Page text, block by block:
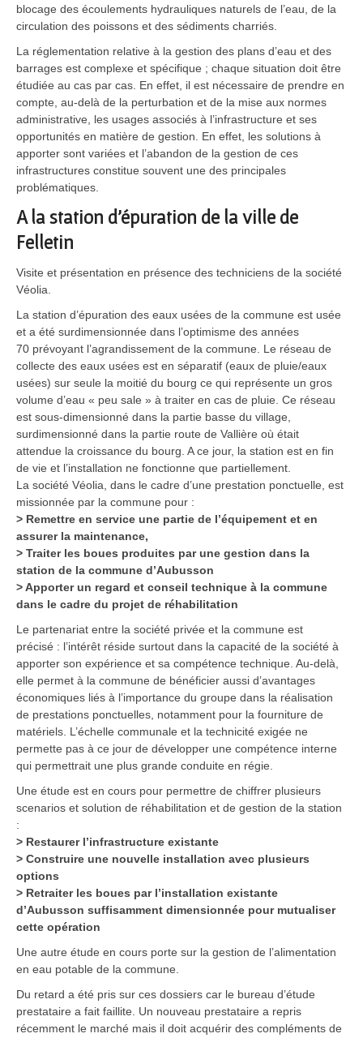
blocage des écoulements hydrauliques naturels de l’eau, de la
circulation des poissons et des sédiments charriés.
La réglementation relative à la gestion des plans d’eau et des
barrages est complexe et spécifique ; chaque situation doit être
étudiée au cas par cas. En effet, il est nécessaire de prendre en
compte, au-delà de la perturbation et de la mise aux normes
administrative, les usages associés à l’infrastructure et ses
opportunités en matière de gestion. En effet, les solutions à
apporter sont variées et l’abandon de la gestion de ces
infrastructures constitue souvent une des principales
problématiques.
A la station d’épuration de la ville de
Felletin
Visite et présentation en présence des techniciens de la société
Véolia.
La station d’épuration des eaux usées de la commune est usée
et a été surdimensionnée dans l’optimisme des années
70 prévoyant l’agrandissement de la commune. Le réseau de
collecte des eaux usées est en séparatif (eaux de pluie/eaux
usées) sur seule la moitié du bourg ce qui représente un gros
volume d’eau « peu sale » à traiter en cas de pluie. Ce réseau
est sous-dimensionné dans la partie basse du village,
surdimensionné dans la partie route de Vallière où était
attendue la croissance du bourg. A ce jour, la station est en fin
de vie et l’installation ne fonctionne que partiellement.
La société Véolia, dans le cadre d’une prestation ponctuelle, est
missionnée par la commune pour :
> Remettre en service une partie de l’équipement et en
assurer la maintenance,
> Traiter les boues produites par une gestion dans la
station de la commune d’Aubusson
> Apporter un regard et conseil technique à la commune
dans le cadre du projet de réhabilitation
Le partenariat entre la société privée et la commune est
précisé : l’intérêt réside surtout dans la capacité de la société à
apporter son expérience et sa compétence technique. Au-delà,
elle permet à la commune de bénéficier aussi d’avantages
économiques liés à l’importance du groupe dans la réalisation
de prestations ponctuelles, notamment pour la fourniture de
matériels. L’échelle communale et la technicité exigée ne
permette pas à ce jour de développer une compétence interne
qui permettrait une plus grande conduite en régie.
Une étude est en cours pour permettre de chiffrer plusieurs
scenarios et solution de réhabilitation et de gestion de la station
:
> Restaurer l’infrastructure existante
> Construire une nouvelle installation avec plusieurs
options
> Retraiter les boues par l’installation existante
d’Aubusson suffisamment dimensionnée pour mutualiser
cette opération
Une autre étude en cours porte sur la gestion de l’alimentation
en eau potable de la commune.
Du retard a été pris sur ces dossiers car le bureau d’étude
prestataire a fait faillite. Un nouveau prestataire a repris
récemment le marché mais il doit acquérir des compléments de